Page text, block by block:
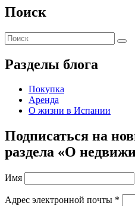
Поиск
Разделы блога
Покупка
Аренда
О жизни в Испании
Подписаться на
раздела «О
Имя
Адрес электронной почты *